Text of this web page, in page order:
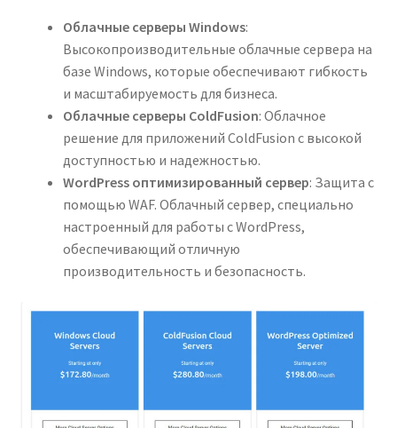
Облачные серверы Windows:
Высокопроизводительные облачные сервера на
базе Windows, которые обеспечивают гибкость
и масштабируемость для бизнеса.
Облачные серверы ColdFusion: Облачное
решение для приложений ColdFusion с высокой
доступностью и надежностью.
WordPress оптимизированный сервер: Защита с
помощью WAF. Облачный сервер, специально
настроенный для работы с WordPress,
обеспечивающий отличную
производительность и безопасность.